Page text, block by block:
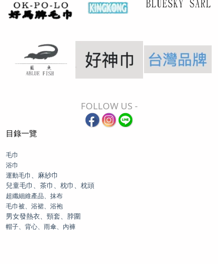
FOLLOW US -
目錄一覽
毛巾
浴巾
運動毛巾、麻紗巾
兒童毛巾、茶巾、枕巾、枕頭
超纖細維產品、抹布
毛巾被、浴裙、浴袍
男女發熱衣、頸套、脖圍
帽子、背心、雨傘、內褲